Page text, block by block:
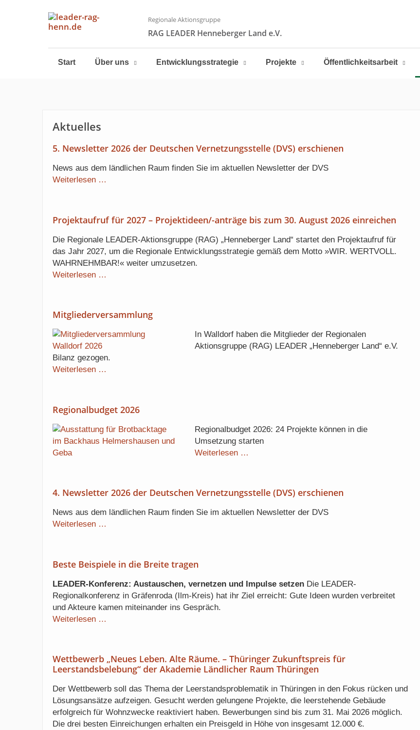
Regionale Aktionsgruppe
RAG LEADER Henneberger Land e.V.
Start Über uns Entwicklungsstrategie Projekte Öffentlichkeitsarbeit
Aktuelles
5. Newsletter 2026 der Deutschen Vernetzungsstelle (DVS) erschienen
News aus dem ländlichen Raum finden Sie im aktuellen Newsletter der DVS
Weiterlesen …
der
Deutschen
Vernetzungsstelle
(DVS)
erschienen
Projektaufruf für 2027 – Projektideen/-anträge bis zum 30. August 2026 einreichen
Die Regionale LEADER-Aktionsgruppe (RAG) „Henneberger Land“ startet den Projektaufruf für
das Jahr 2027, um die Regionale Entwicklungsstrategie gemäß dem Motto »WIR. WERTVOLL.
WAHRNEHMBAR!« weiter umzusetzen.
Weiterlesen …
Projektideen/-
anträge
zum
Mitgliederversammlung
In Walldorf haben die Mitglieder der Regionalen
Aktionsgruppe (RAG) LEADER „Henneberger Land“ e.V.
Bilanz gezogen.
Weiterlesen …
Regionalbudget 2026
Regionalbudget 2026: 24 Projekte können in die
Umsetzung starten
Weiterlesen …
4. Newsletter 2026 der Deutschen Vernetzungsstelle (DVS) erschienen
News aus dem ländlichen Raum finden Sie im aktuellen Newsletter der DVS
Weiterlesen …
der
Deutschen
Vernetzungsstelle
(DVS)
erschienen
Beste Beispiele in die Breite tragen
LEADER-Konferenz: Austauschen, vernetzen und Impulse setzen Die LEADER-
Regionalkonferenz in Gräfenroda (Ilm-Kreis) hat ihr Ziel erreicht: Gute Ideen wurden verbreitet
und Akteure kamen miteinander ins Gespräch.
Weiterlesen …
Breite
Wettbewerb „Neues Leben. Alte Räume. – Thüringer Zukunftspreis für
Leerstandsbelebung“ der Akademie Ländlicher Raum Thüringen
Der Wettbewerb soll das Thema der Leerstandsproblematik in Thüringen in den Fokus rücken und
Lösungsansätze aufzeigen. Gesucht werden gelungene Projekte, die leerstehende Gebäude
erfolgreich für Wohnzwecke reaktiviert haben. Bewerbungen sind bis zum 31. Mai 2026 möglich.
Die drei besten Einreichungen erhalten ein Preisgeld in Höhe von insgesamt 12.000 €.